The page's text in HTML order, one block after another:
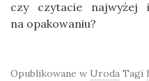
czy czytacie najwyżej
na opakowaniu?
Opublikowane w Uroda Tagi